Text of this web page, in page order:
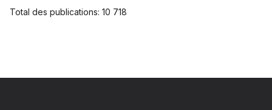
Total des publications: 10 718